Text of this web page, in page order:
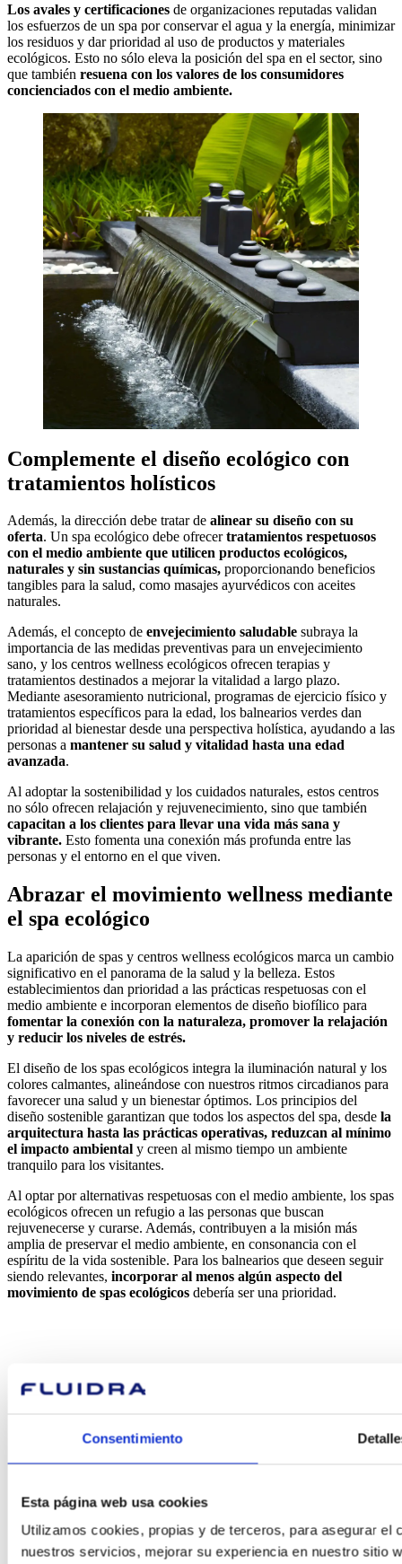
Consentimiento
Esta página web usa cookies
Utilizamos cookies, propias y de terceros, para asegurar el
nuestros servicios, mejorar su experiencia en nuestro sitio
Los avales y certificaciones de organizaciones reputadas validan
los esfuerzos de un spa por conservar el agua y la energía, minimizar
los residuos y dar prioridad al uso de productos y materiales
ecológicos. Esto no sólo eleva la posición del spa en el sector, sino
que también resuena con los valores de los consumidores
concienciados con el medio ambiente.
Complemente el diseño ecológico con
tratamientos holísticos
Además, la dirección debe tratar de alinear su diseño con su
oferta. Un spa ecológico debe ofrecertratamientos respetuosos
con el medio ambiente que utilicen productos ecológicos,
naturales y sin sustancias químicas, proporcionando beneficios
tangibles para la salud, como masajes ayurvédicos con aceites
naturales.
Además, el concepto de envejecimiento saludable subraya la
importancia de las medidas preventivas para un envejecimiento
sano, y los centros wellness ecológicos ofrecen terapias y
tratamientos destinados a mejorar la vitalidad a largo plazo.
Mediante asesoramiento nutricional, programas de ejercicio físico y
tratamientos específicos para la edad, los balnearios verdes dan
prioridad al bienestar desde una perspectiva holística, ayudando a las
personas a mantener su salud y vitalidad hasta una edad
avanzada.
Al adoptar la sostenibilidad y los cuidados naturales, estos centros
no sólo ofrecen relajación y rejuvenecimiento, sino que también
capacitan a los clientes para llevar una vida más sana y
vibrante. Esto fomenta una conexión más profunda entre las
personas y el entorno en el que viven.
Abrazar el movimiento wellness mediante
el spa ecológico
La aparición de spas y centros wellness ecológicos marca un cambio
significativo en el panorama de la salud y la belleza. Estos
establecimientos dan prioridad a las prácticas respetuosas con el
medio ambiente e incorporan elementos de diseño biofílico para
fomentar la conexión con la naturaleza, promover la relajación
y reducir los niveles de estrés.
El diseño de los spas ecológicos integra la iluminación natural y los
colores calmantes, alineándose con nuestros ritmos circadianos para
favorecer una salud y un bienestar óptimos. Los principios del
diseño sostenible garantizan que todos los aspectos del spa, desde la
arquitectura hasta las prácticas operativas, reduzcan al mínimo
el impacto ambiental y creen al mismo tiempo un ambiente
tranquilo para los visitantes.
Al optar por alternativas respetuosas con el medio ambiente, los spas
ecológicos ofrecen un refugio a las personas que buscan
rejuvenecerse y curarse. Además, contribuyen a la misión más
amplia de preservar el medio ambiente, en consonancia con el
espíritu de la vida sostenible. Para los balnearios que deseen seguir
siendo relevantes, incorporar al menos algún aspecto del
movimiento de spas ecológicos debería ser una prioridad.
¿En qué
podemos
ayudarte?